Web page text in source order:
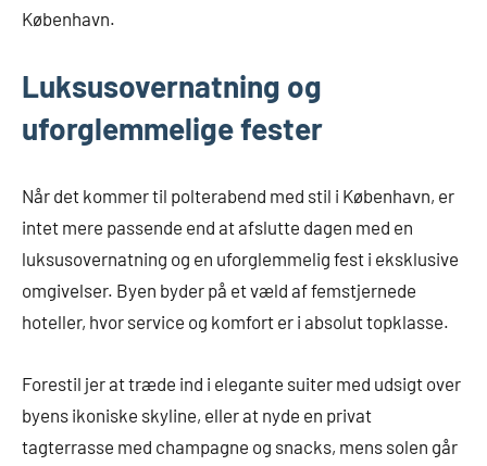
København.
Luksusovernatning og
uforglemmelige fester
Når det kommer til polterabend med stil i København, er
intet mere passende end at afslutte dagen med en
luksusovernatning og en uforglemmelig fest i eksklusive
omgivelser. Byen byder på et væld af femstjernede
hoteller, hvor service og komfort er i absolut topklasse.
Forestil jer at træde ind i elegante suiter med udsigt over
byens ikoniske skyline, eller at nyde en privat
tagterrasse med champagne og snacks, mens solen går